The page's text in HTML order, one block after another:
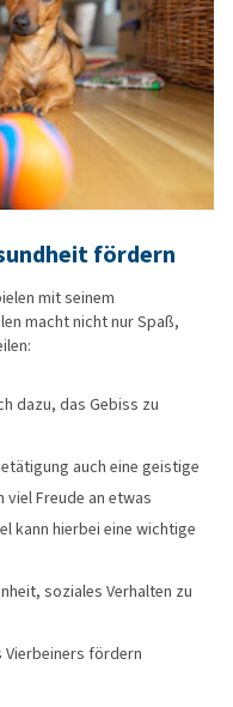
fördern
mit seinem
macht nicht nur Spaß,
dazu, das Gebiss zu
auch eine geistige
Freude an etwas
kann hierbei eine wichtige
soziales Verhalten zu
Vierbeiners fördern